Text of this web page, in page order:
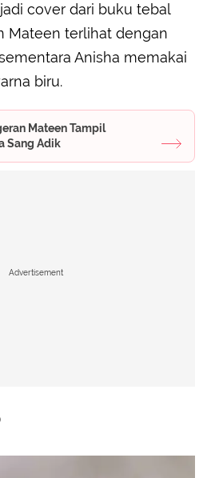
cover dari buku tebal
Mateen terlihat dengan
Anisha memakai
biru.
Mateen Tampil
Sang Adik
Advertisement